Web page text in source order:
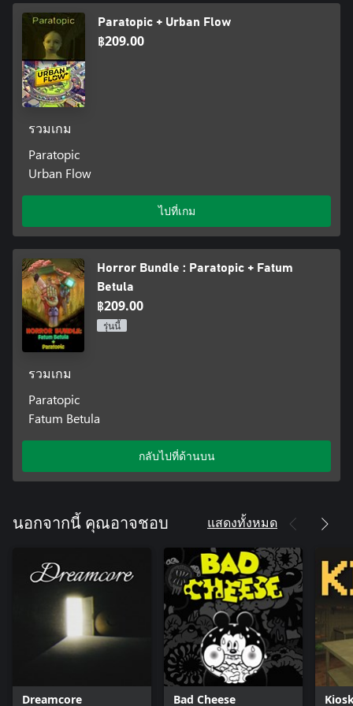
Paratopic + Urban Flow
฿209.00
รวมเกม
Paratopic
Urban Flow
ไปที่เกม
Horror Bundle : Paratopic + Fatum
Betula
฿209.00
รุ่นนี้
รวมเกม
Paratopic
Fatum Betula
กลับไปที่ด้านบน
นอกจากนี้ คุณอาจชอบ แสดงทั้งหมด
Dreamcore Bad Cheese